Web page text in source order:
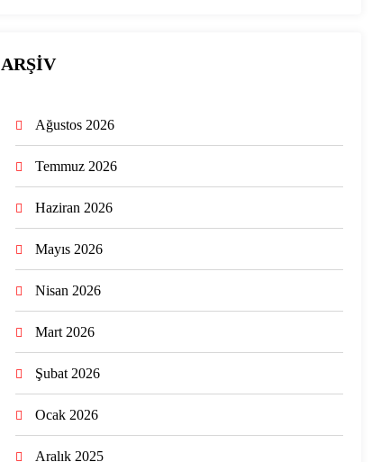
ARŞİV
Ağustos 2026
Temmuz 2026
Haziran 2026
Mayıs 2026
Nisan 2026
Mart 2026
Şubat 2026
Ocak 2026
Aralık 2025